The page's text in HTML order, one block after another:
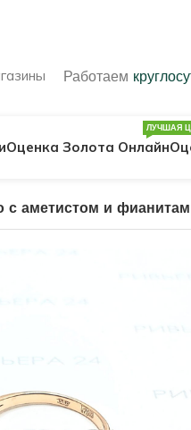
Работаем
МУЖСКИЕ КОЛЬЦА
Оценка Золота Онлайн
ЛУЧШАЯ
с аметистом и